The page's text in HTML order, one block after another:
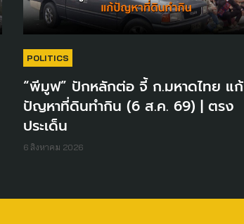
POLITICS
“พีมูฟ” ปักหลักต่อ จี้ ก.มหาดไทย แก้
ปัญหาที่ดินทำกิน (6 ส.ค. 69) | ตรง
ประเด็น
6 สิงหาคม 2026